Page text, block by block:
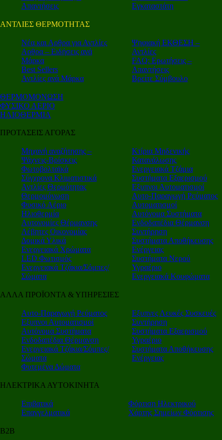
Απαντήσεις
Εγκαταστάτη
ΑΝΤΛΙΕΣ ΘΕΡΜΟΤΗΤΑΣ
Nέα και Αρθρα για Αντλίες
Αρθρα – Ειδήσεις ανά
Μάρκα
Best Sellers
Αντλίες ανά Μάρκα
Ψηφιακή ΕΚΘΕΣΗ –
Αντλίες
FAQ: Ερωτήσεις –
Απαντήσεις
Βρείτε Σύμβουλο
ΘΕΡΜΟΜΟΝΩΣΗ
ΦΥΣΙΚΟ ΑΕΡΙΟ
ΗΛΙΟΘΕΡΜΙΑ
ΠΡΟΤΑΣΕΙΣ ΑΓΟΡΑΣ
Μηχανή αναζήτησης –
Ψάχνεις-Βρίσκεις
Φωτοβολταϊκά
Σύγχρονα Κλιματιστικά
Αντλίες Θερμότητας
Θερμομόνωση
Φυσικό Αέριο
Ηλιοθερμία
Αυτονομίες Θέρμανσης
Λέβητες Οικονομίας
Δομικά Υλικά
Ενεργειακά Χρώματα
LED Φωτισμός
Ενεργειακά Τζάκια/Σόμπες/
Σώματα
Κτίρια Μηδενικής
Κατανάλωσης
Ενεργειακά Τζάμια
Συστήματα Εξαερισμού
Εξυπνοι Αυτοματισμοί
Αυτο-Παραγωγή Ρεύματος
Αυτοματισμοί
Αυτόνομα Συστήματα
Ενδοδαπέδια Θέρμανση
Συντήρηση
Συστήματα Αποθήκευσης
Ενέργειας
Συστήματα Νερού
Υγραέριο
Ενεργειακά Κουφώματα
ΑΛΛΑ ΠΡΟΪΟΝΤΑ & ΥΠΗΡΕΣΙΕΣ
Αυτο-Παραγωγή Ρεύματος
Εξυπνοι Αυτοματισμοί
Αυτόνομα Συστήματα
Ενδοδαπέδια Θέρμανση
Ενεργειακά Τζάκια/Σόμπες/
Σώματα
Φυτεμένα Δώματα
Εξυπνες Λευκές Συσκευές
Συντήρηση
Συστήματα Εξαερισμού
Υγραέριο
Συστήματα Αποθήκευσης
Ενέργειας
ΗΛΕΚΤΡΙΚΑ ΑΥΤΟΚΙΝΗΤΑ
Επιβατικά
Επαγγελματικά
Φόρτιση Ηλεκτρικού
Χάρτης Σημείων Φόρτισης
Β2Β